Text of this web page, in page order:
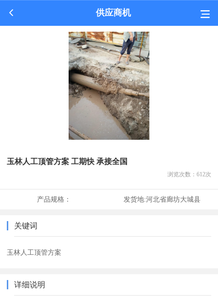
供应商机
玉林人工顶管方案 工期快 承接全国
浏览次数： 612次
产品规格： 发货地:河北省廊坊大城县
关键词
玉林人工顶管方案
详细说明